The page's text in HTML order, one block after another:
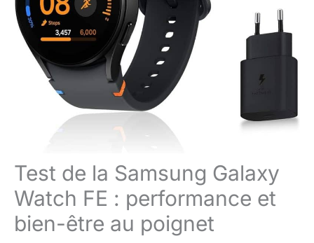
Test de la Samsung Galaxy
Watch FE : performance et
bien-être au poignet